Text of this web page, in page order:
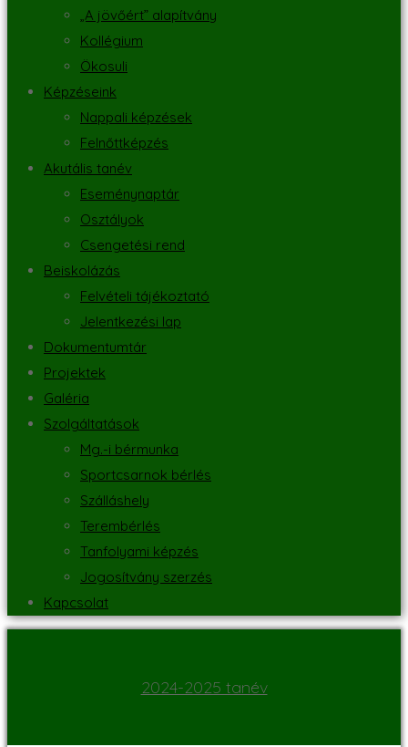
„A jövőért” alapítvány
Kollégium
Ökosuli
Képzéseink
Nappali képzések
Felnőttképzés
Akutális tanév
Eseménynaptár
Osztályok
Csengetési rend
Beiskolázás
Felvételi tájékoztató
Jelentkezési lap
Dokumentumtár
Projektek
Galéria
Szolgáltatások
Mg.-i bérmunka
Sportcsarnok bérlés
Szálláshely
Terembérlés
Tanfolyami képzés
Jogosítvány szerzés
Kapcsolat
2024-2025 tanév